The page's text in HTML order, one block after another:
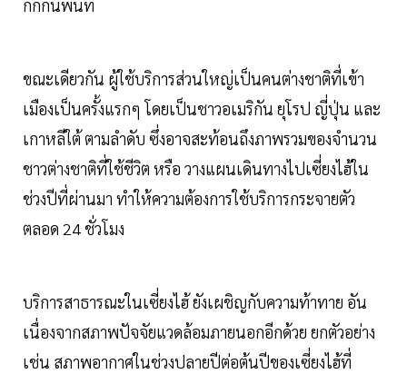
กักกันพื้นที่
ขณะเดียวกัน ผู้ใช้บริการส่วนใหญ่เป็นคนต่างชาติที่เข้า
เมืองเป็นครั้งแรกๆ โดยเป็นชาวอเมริกัน ยุโรป ญี่ปุ่น และ
เกาหลีใต้ ตามลำดับ ซึ่งอาจสะท้อนถึงภาพรวมของจำนวน
ชาวต่างชาติที่ใช้ชีวิต หรือ วางแผนเดินทางไปเซี่ยงไฮ้ใน
ช่วงปีที่ผ่านมา ทำให้ความต้องการใช้บริการกระจายตัว
ตลอด 24 ชั่วโมง
บริการสาธารณะในเซี่ยงไฮ้ ยังเผชิญกับความท้าทาย อัน
เนื่องจากสภาพปัจจัยแวดล้อมภายนอกอีกด้วย ยกตัวอย่าง
เช่น สภาพอากาศในช่วงปลายปีต่อต้นปีของเซี่ยงไฮ้ที่